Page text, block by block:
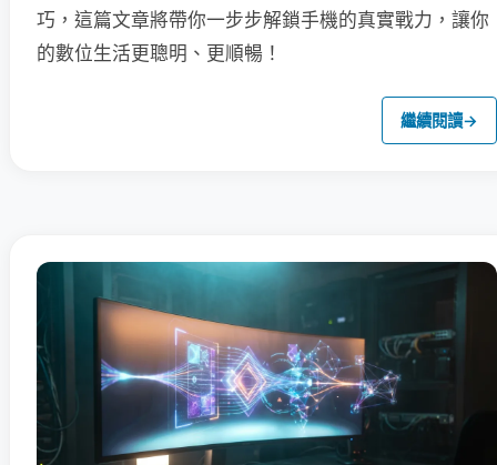
巧，這篇文章將帶你一步步解鎖手機的真實戰力，讓你
的數位生活更聰明、更順暢！
繼續閱讀→